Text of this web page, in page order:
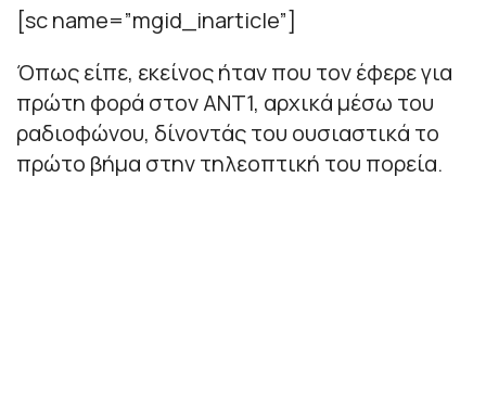
[sc name=”mgid_inarticle”]
Όπως είπε, εκείνος ήταν που τον έφερε για
πρώτη φορά στον ΑΝΤ1, αρχικά μέσω του
ραδιοφώνου, δίνοντάς του ουσιαστικά το
πρώτο βήμα στην τηλεοπτική του πορεία.